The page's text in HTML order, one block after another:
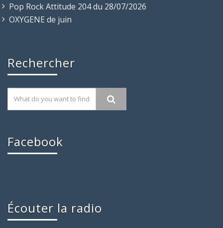
Pop Rock Attitude 204 du 28/07/2026
OXYGENE de juin
Rechercher
Facebook
Écouter la radio